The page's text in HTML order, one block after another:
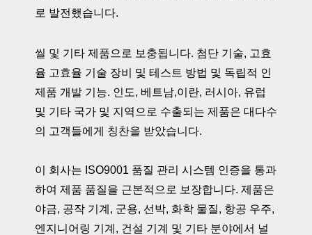
로 발전했습니다.
씰 및 기타 제품으로 보충됩니다. 첨단 기술, 고효
율 고효율 기술 장비 및 테스트 방법 및 독립적 인
제품 개발 기능. 인도, 베트남,이란, 러시아, 유럽
및 기타 국가 및 지역으로 수출되는 제품은 대다수
의 고객들에게 칭찬을 받았습니다.
이 회사는 ISO9001 품질 관리 시스템 인증을 통과
하여 제품 품질을 근본적으로 보장합니다. 제품은
야금, 공작 기계, 군용, 선박, 화학 물질, 항공 우주,
엔지니어링 기계, 건설 기계 및 기타 분야에서 널